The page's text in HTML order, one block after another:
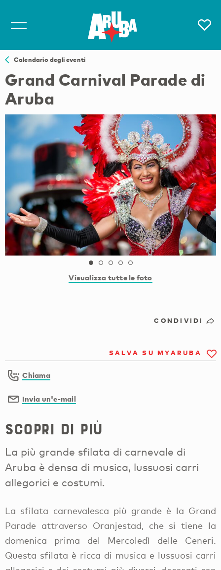
Calendario degli eventi
Grand Carnival Parade di
Aruba
Visualizza tutte le foto
CONDIVIDI
SALVA SU MYARUBA
Chiama
Invia un'e-mail
Scopri di più
La più grande sfilata di carnevale di
Aruba è densa di musica, lussuosi carri
allegorici e costumi.
La sfilata carnevalesca più grande è la Grand
Parade attraverso Oranjestad, che si tiene la
domenica prima del Mercoledì delle Ceneri.
Questa sfilata è ricca di musica e lussuosi carri